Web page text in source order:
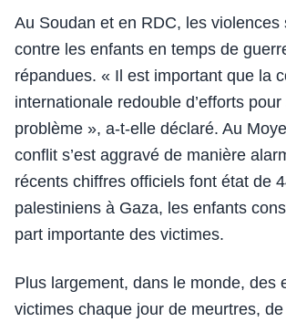
Au Soudan et en RDC, les violences
contre les enfants en temps de
répandues. « Il est important que la
internationale redouble d’efforts pour
problème », a-t-elle déclaré. Au
conflit s’est aggravé de manière
récents chiffres officiels font état de
palestiniens à Gaza, les enfants
part importante des victimes.
Plus largement, dans le monde, des
victimes chaque jour de meurtres,